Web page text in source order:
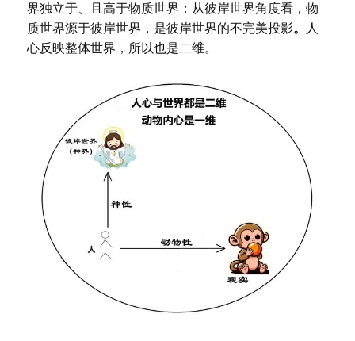
界独立于、且高于物质世界；从彼岸世界角度看，物
质世界源于彼岸世界，是彼岸世界的不完美投影。
人
心反映整体世界，所以也是二维。